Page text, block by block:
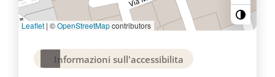
Leaflet | ©OpenStreetMapcontributors
Informazioni sull'accessibilita